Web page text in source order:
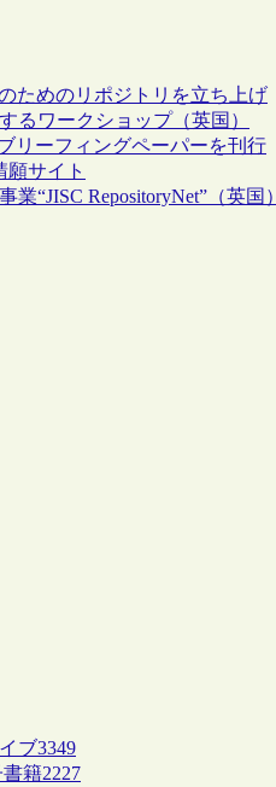
ためのリポジトリを立ち上げ
るワークショップ（英国）
リーフィングペーパーを刊行
サイト
“JISC RepositoryNet”（英国）
ブ3349
書籍2227